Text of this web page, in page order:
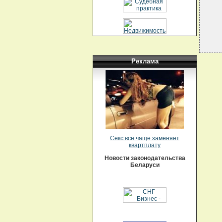
Реклама
Секс все чаще заменяет
квартплату
Новости законодательства
Беларуси